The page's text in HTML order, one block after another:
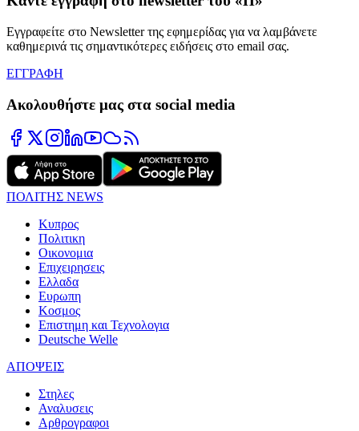
Εγγραφείτε στο Newsletter της εφημερίδας για να λαμβάνετε
καθημερινά τις σημαντικότερες ειδήσεις στο email σας.
ΕΓΓΡΑΦΗ
Ακολουθήστε μας στα social media
ΠΟΛΙΤΗΣ NEWS
Κυπρος
Πολιτικη
Οικονομια
Επιχειρησεις
Ελλαδα
Ευρωπη
Κοσμος
Επιστημη και Τεχνολογια
Deutsche Welle
ΑΠΟΨΕΙΣ
Στηλες
Αναλυσεις
Αρθρογραφοι